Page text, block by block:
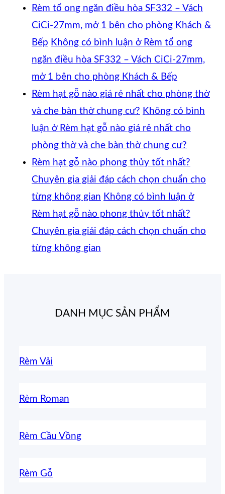
Rèm tổ ong ngăn điều hòa SF332 – Vách
CiCi-27mm, mở 1 bên cho phòng Khách &
Bếp Không có bình luận ở Rèm tổ ong
ngăn điều hòa SF332 – Vách CiCi-27mm,
mở 1 bên cho phòng Khách & Bếp
Rèm hạt gỗ nào giá rẻ nhất cho phòng thờ
và che bàn thờ chung cư? Không có bình
luận ở Rèm hạt gỗ nào giá rẻ nhất cho
phòng thờ và che bàn thờ chung cư?
Rèm hạt gỗ nào phong thủy tốt nhất?
Chuyên gia giải đáp cách chọn chuẩn cho
từng không gian Không có bình luận ở
Rèm hạt gỗ nào phong thủy tốt nhất?
Chuyên gia giải đáp cách chọn chuẩn cho
từng không gian
DANH MỤC SẢN PHẨM
Rèm Vải
Rèm Roman
Rèm Cầu Vồng
Rèm Gỗ